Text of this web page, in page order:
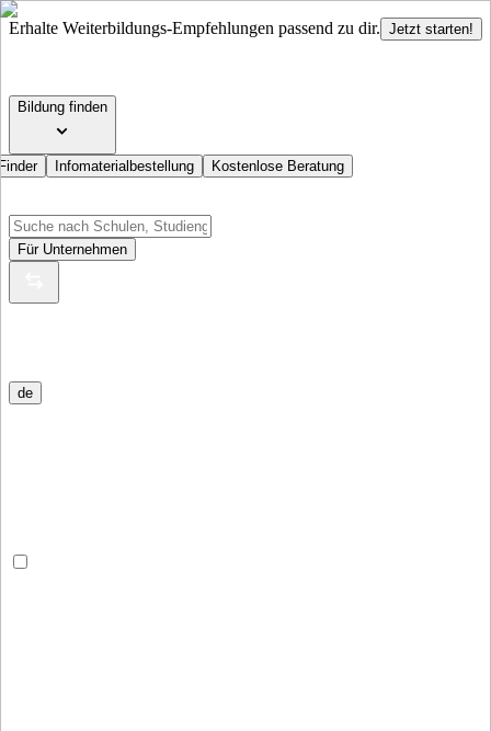
Erhalte Weiterbildungs-Empfehlungen passend zu dir. Jetzt starten!
Bildung finden
Infomaterialbestellung Kostenlose Beratung
Für Unternehmen
de